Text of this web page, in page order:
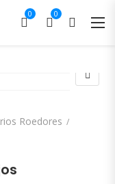
0 0
Roedores